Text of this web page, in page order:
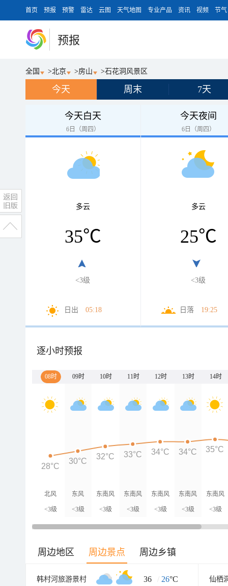
首页 预报 预警 雷达 云图 天气地图 专业产品 资讯 视频 节气
预报
全国 >北京 >房山 >石花洞风景区
今天 周末 7天
今天白天
6日（周四）
多云
35℃
<3级
日出 05:18
今天夜间
6日（周四）
多云
25℃
<3级
日落 19:25
逐小时预报
08时 09时 10时 11时 12时 13时 14时
北风
<3级
东风
<3级
东南风
<3级
东南风
<3级
东南风
<3级
东南风
<3级
东南风
<3级
28°C
30°C
32°C 33°C 34°C 34°C 35°C
周边地区 周边景点 周边乡镇
韩村河旅游景村 36 / 26°C 仙栖